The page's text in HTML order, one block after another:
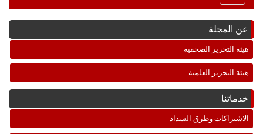
Navigation
عن المجلة
هيئة التحرير الصحفية
هيئة التحرير العلمية
خدماتنا
الاشتراكات وطرق السداد